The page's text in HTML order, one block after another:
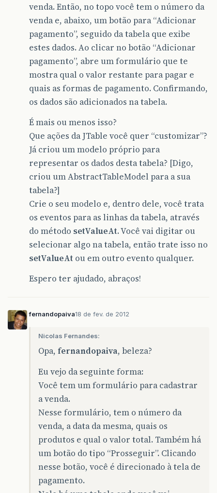
venda. Então, no topo você tem o número da
venda e, abaixo, um botão para “Adicionar
pagamento”, seguido da tabela que exibe
estes dados. Ao clicar no botão “Adicionar
pagamento”, abre um formulário que te
mostra qual o valor restante para pagar e
quais as formas de pagamento. Confirmando,
os dados são adicionados na tabela.
É mais ou menos isso?
Que ações da JTable você quer “customizar”?
Já criou um modelo próprio para
representar os dados desta tabela? [Digo,
criou um AbstractTableModel para a sua
tabela?]
Crie o seu modelo e, dentro dele, você trata
os eventos para as linhas da tabela, através
do método setValueAt. Você vai digitar ou
selecionar algo na tabela, então trate isso no
setValueAt ou em outro evento qualquer.
Espero ter ajudado, abraços!
fernandopaiva18 de fev. de 2012
Nicolas Fernandes:
Opa, fernandopaiva, beleza?
Eu vejo da seguinte forma:
Você tem um formulário para cadastrar
a venda.
Nesse formulário, tem o número da
venda, a data da mesma, quais os
produtos e qual o valor total. Também há
um botão do tipo “Prosseguir”. Clicando
nesse botão, você é direcionado à tela de
pagamento.